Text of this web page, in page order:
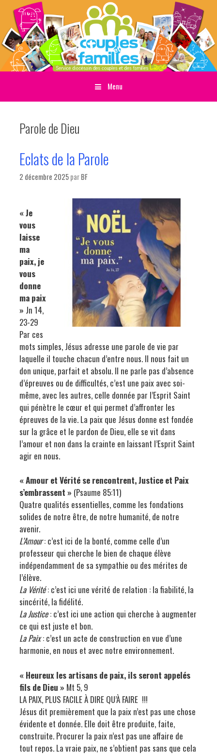
Menu
Parole de Dieu
Eclats de la Parole
2 décembre 2025parBF
« Je
vous
laisse
ma
paix, je
vous
donne
ma paix
» Jn 14,
23-29
Par ces
mots simples, Jésus adresse une parole de vie par
laquelle il touche chacun d’entre nous. Il nous fait un
don unique, parfait et absolu. Il ne parle pas d’absence
d’épreuves ou de difficultés, c’est une paix avec soi-
même, avec les autres, celle donnée par l’Esprit Saint
qui pénètre le cœur et qui permet d’affronter les
épreuves de la vie. La paix que Jésus donne est fondée
sur la grâce et le pardon de Dieu, elle se vit dans
l’amour et non dans la crainte en laissant l’Esprit Saint
agir en nous.
« Amour et Vérité se rencontrent, Justice et Paix
s’embrassent » (Psaume 85:11)
Quatre qualités essentielles, comme les fondations
solides de notre être, de notre humanité, de notre
avenir.
L’Amour: c’est ici de la bonté, comme celle d’un
professeur qui cherche le bien de chaque élève
indépendamment de sa sympathie ou des mérites de
l’élève.
La Vérité: c’est ici une vérité de relation : la fiabilité, la
sincérité, la fidélité.
La Justice: c’est ici une action qui cherche à augmenter
ce qui est juste et bon.
La Paix: c’est un acte de construction en vue d’une
harmonie, en nous et avec notre environnement.
« Heureux les artisans de paix, ils seront appelés
fils de Dieu » Mt 5, 9
LA PAIX, PLUS FACILE À DIRE QU’À FAIRE !!!
Jésus dit premièrement que la paix n’est pas une chose
évidente et donnée. Elle doit être produite, faite,
construite. Procurer la paix n’est pas une affaire de
tout repos. La vraie paix, ne s’obtient pas sans que cela